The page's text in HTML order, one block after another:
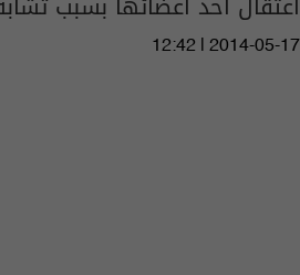
12:42 | 2014-05-17